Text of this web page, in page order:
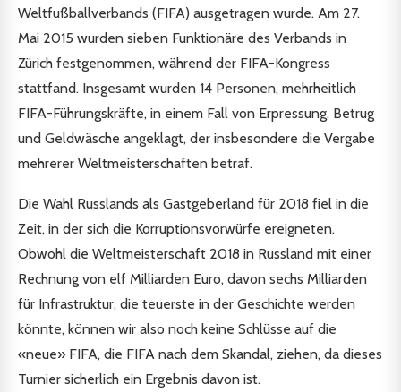
Weltfußballverbands (FIFA) ausgetragen wurde. Am 27.
Mai 2015 wurden sieben Funktionäre des Verbands in
Zürich festgenommen, während der FIFA-Kongress
stattfand. Insgesamt wurden 14 Personen, mehrheitlich
FIFA-Führungskräfte, in einem Fall von Erpressung, Betrug
und Geldwäsche angeklagt, der insbesondere die Vergabe
mehrerer Weltmeisterschaften betraf.
Die Wahl Russlands als Gastgeberland für 2018 fiel in die
Zeit, in der sich die Korruptionsvorwürfe ereigneten.
Obwohl die Weltmeisterschaft 2018 in Russland mit einer
Rechnung von elf Milliarden Euro, davon sechs Milliarden
für Infrastruktur, die teuerste in der Geschichte werden
könnte, können wir also noch keine Schlüsse auf die
«neue» FIFA, die FIFA nach dem Skandal, ziehen, da dieses
Turnier sicherlich ein Ergebnis davon ist.